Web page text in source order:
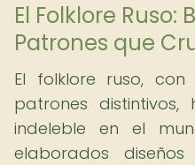
El Folklore Ruso:
Patrones que
El folklore ruso,
patrones
indeleble en el
elaborados